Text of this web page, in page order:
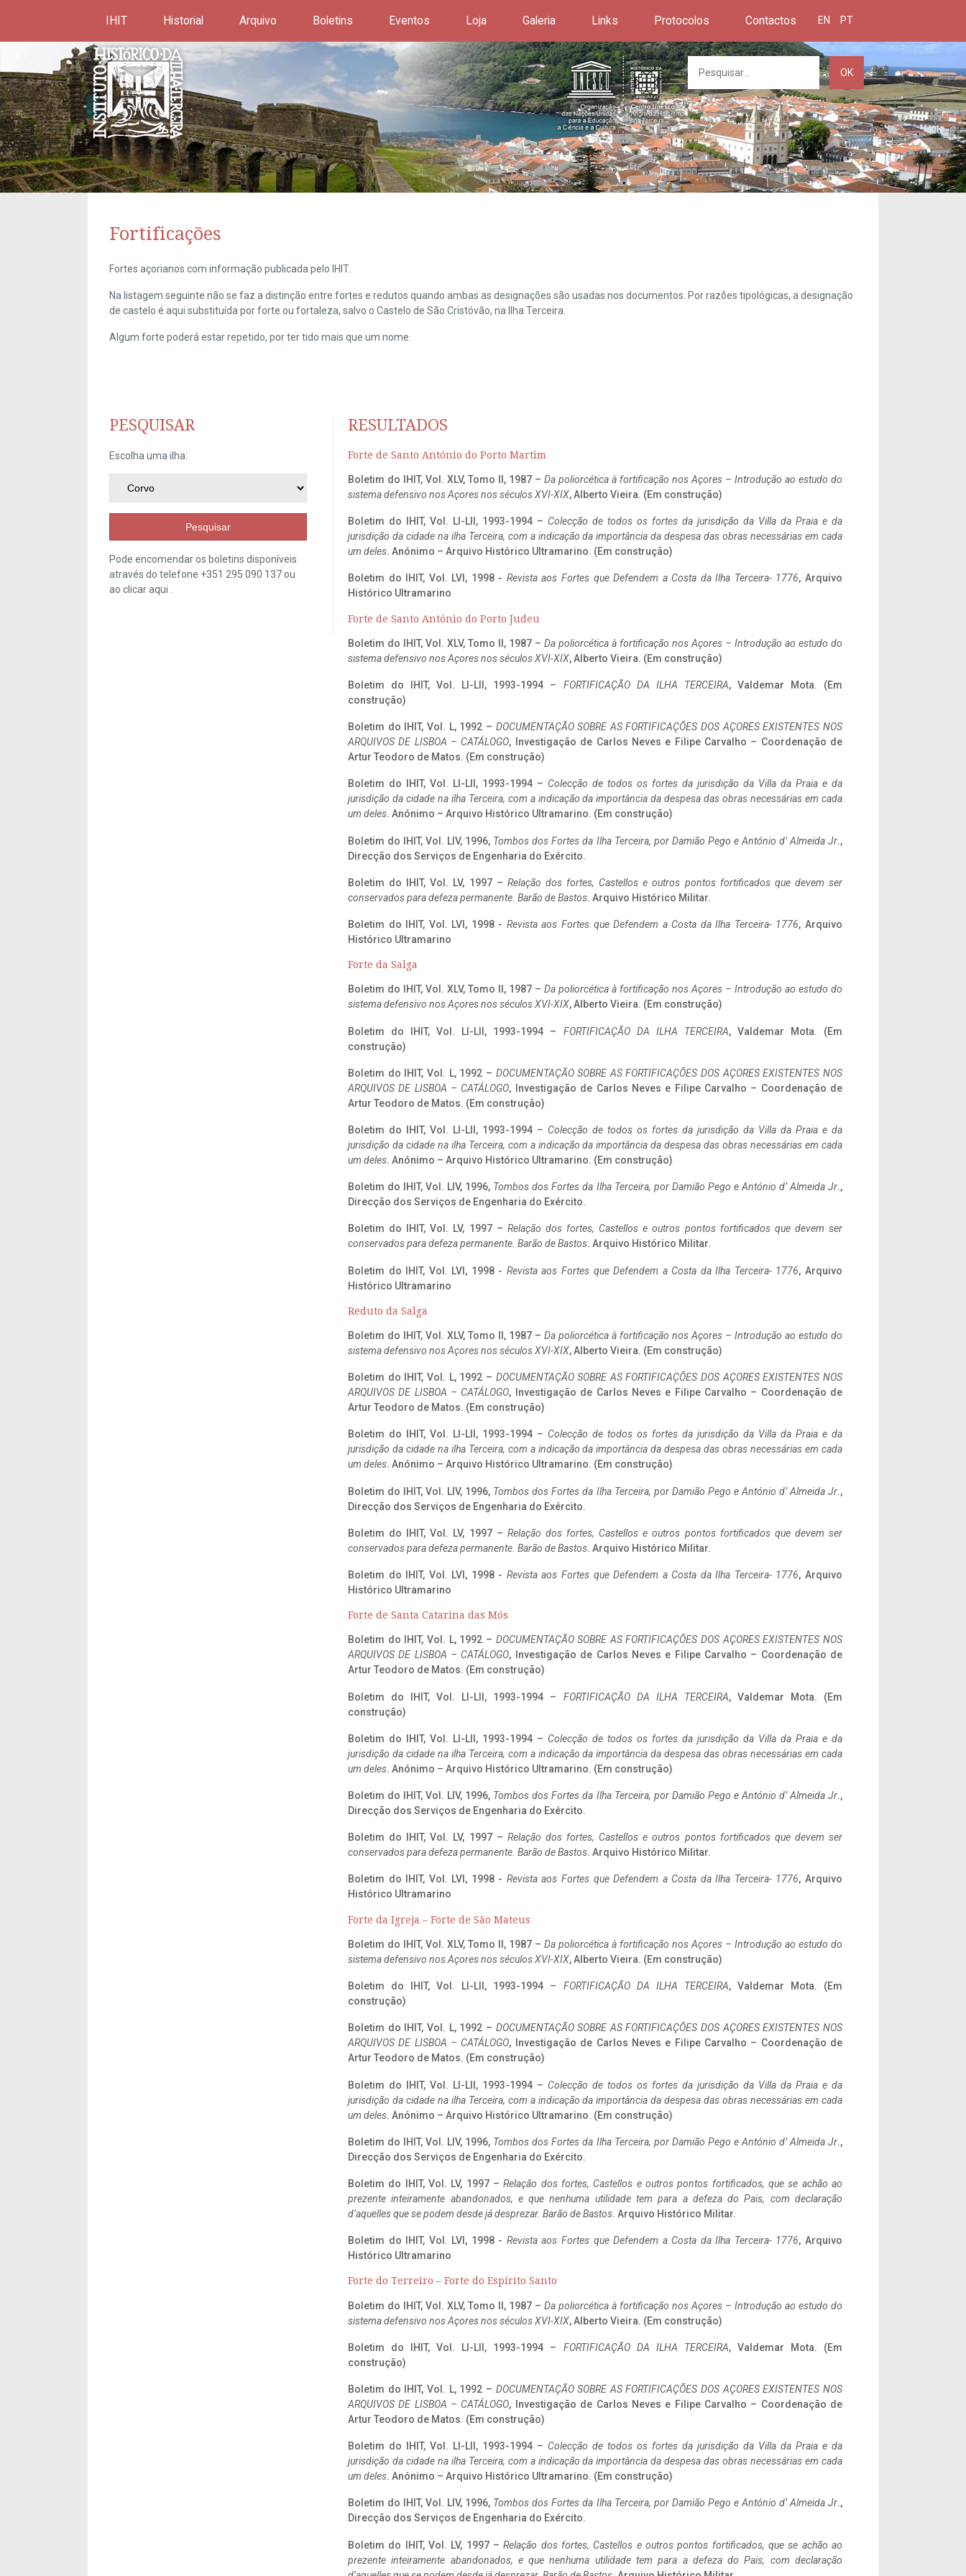
IHIT Historial Arquivo Boletins Eventos Loja Galeria Links Protocolos Contactos EN PT
OK
Fortificações
Fortes açorianos com informação publicada pelo IHIT.
Na listagem seguinte não se faz a distinção entre fortes e redutos quando ambas as designações são usadas nos documentos. Por razões tipológicas, a designação
de castelo é aqui substituída por forte ou fortaleza, salvo o Castelo de São Cristóvão, na Ilha Terceira.
Algum forte poderá estar repetido, por ter tido mais que um nome.
PESQUISAR
Escolha uma ilha:
Pesquisar
Pode encomendar os boletins disponíveis
através do telefone +351 295 090 137 ou
ao clicaraqui
RESULTADOS
Forte de Santo António do Porto Martim
Boletim do IHIT, Vol. XLV, Tomo II, 1987 – Da poliorcética à fortificação nos Açores – Introdução ao estudo do
sistema defensivo nos Açores nos séculos XVI-XIX, Alberto Vieira. (Em construção)
Boletim do IHIT, Vol. LI-LII, 1993-1994 – Colecção de todos os fortes da jurisdição da Villa da Praia e da
jurisdição da cidade na ilha Terceira, com a indicação da importância da despesa das obras necessárias em cada
um deles. Anónimo – Arquivo Histórico Ultramarino. (Em construção)
Boletim do IHIT, Vol. LVI, 1998 - Revista aos Fortes que Defendem a Costa da Ilha Terceira- 1776, Arquivo
Histórico Ultramarino
Forte de Santo António do Porto Judeu
Boletim do IHIT, Vol. XLV, Tomo II, 1987 – Da poliorcética à fortificação nos Açores – Introdução ao estudo do
sistema defensivo nos Açores nos séculos XVI-XIX, Alberto Vieira. (Em construção)
Boletim do IHIT, Vol. LI-LII, 1993-1994 – FORTIFICAÇÃO DA ILHA TERCEIRA, Valdemar Mota. (Em
construção)
Boletim do IHIT, Vol. L, 1992 – DOCUMENTAÇÃO SOBRE AS FORTIFICAÇÕES DOS AÇORES EXISTENTES NOS
ARQUIVOS DE LISBOA – CATÁLOGO, Investigação de Carlos Neves e Filipe Carvalho – Coordenação de
Artur Teodoro de Matos. (Em construção)
Boletim do IHIT, Vol. LI-LII, 1993-1994 – Colecção de todos os fortes da jurisdição da Villa da Praia e da
jurisdição da cidade na ilha Terceira, com a indicação da importância da despesa das obras necessárias em cada
um deles. Anónimo – Arquivo Histórico Ultramarino. (Em construção)
Boletim do IHIT, Vol. LIV, 1996, Tombos dos Fortes da Ilha Terceira, por Damião Pego e António d’ Almeida Jr.,
Direcção dos Serviços de Engenharia do Exército.
Boletim do IHIT, Vol. LV, 1997 – Relação dos fortes, Castellos e outros pontos fortificados que devem ser
conservados para defeza permanente. Barão de Bastos. Arquivo Histórico Militar.
Boletim do IHIT, Vol. LVI, 1998 - Revista aos Fortes que Defendem a Costa da Ilha Terceira- 1776, Arquivo
Histórico Ultramarino
Forte da Salga
Boletim do IHIT, Vol. XLV, Tomo II, 1987 – Da poliorcética à fortificação nos Açores – Introdução ao estudo do
sistema defensivo nos Açores nos séculos XVI-XIX, Alberto Vieira. (Em construção)
Boletim do IHIT, Vol. LI-LII, 1993-1994 – FORTIFICAÇÃO DA ILHA TERCEIRA, Valdemar Mota. (Em
construção)
Boletim do IHIT, Vol. L, 1992 – DOCUMENTAÇÃO SOBRE AS FORTIFICAÇÕES DOS AÇORES EXISTENTES NOS
ARQUIVOS DE LISBOA – CATÁLOGO, Investigação de Carlos Neves e Filipe Carvalho – Coordenação de
Artur Teodoro de Matos. (Em construção)
Boletim do IHIT, Vol. LI-LII, 1993-1994 – Colecção de todos os fortes da jurisdição da Villa da Praia e da
jurisdição da cidade na ilha Terceira, com a indicação da importância da despesa das obras necessárias em cada
um deles. Anónimo – Arquivo Histórico Ultramarino. (Em construção)
Boletim do IHIT, Vol. LIV, 1996, Tombos dos Fortes da Ilha Terceira, por Damião Pego e António d’ Almeida Jr.,
Direcção dos Serviços de Engenharia do Exército.
Boletim do IHIT, Vol. LV, 1997 – Relação dos fortes, Castellos e outros pontos fortificados que devem ser
conservados para defeza permanente. Barão de Bastos. Arquivo Histórico Militar.
Boletim do IHIT, Vol. LVI, 1998 - Revista aos Fortes que Defendem a Costa da Ilha Terceira- 1776, Arquivo
Histórico Ultramarino
Reduto da Salga
Boletim do IHIT, Vol. XLV, Tomo II, 1987 – Da poliorcética à fortificação nos Açores – Introdução ao estudo do
sistema defensivo nos Açores nos séculos XVI-XIX, Alberto Vieira. (Em construção)
Boletim do IHIT, Vol. L, 1992 – DOCUMENTAÇÃO SOBRE AS FORTIFICAÇÕES DOS AÇORES EXISTENTES NOS
ARQUIVOS DE LISBOA – CATÁLOGO, Investigação de Carlos Neves e Filipe Carvalho – Coordenação de
Artur Teodoro de Matos. (Em construção)
Boletim do IHIT, Vol. LI-LII, 1993-1994 – Colecção de todos os fortes da jurisdição da Villa da Praia e da
jurisdição da cidade na ilha Terceira, com a indicação da importância da despesa das obras necessárias em cada
um deles. Anónimo – Arquivo Histórico Ultramarino. (Em construção)
Boletim do IHIT, Vol. LIV, 1996, Tombos dos Fortes da Ilha Terceira, por Damião Pego e António d’ Almeida Jr.,
Direcção dos Serviços de Engenharia do Exército.
Boletim do IHIT, Vol. LV, 1997 – Relação dos fortes, Castellos e outros pontos fortificados que devem ser
conservados para defeza permanente. Barão de Bastos. Arquivo Histórico Militar.
Boletim do IHIT, Vol. LVI, 1998 - Revista aos Fortes que Defendem a Costa da Ilha Terceira- 1776, Arquivo
Histórico Ultramarino
Forte de Santa Catarina das Mós
Boletim do IHIT, Vol. L, 1992 – DOCUMENTAÇÃO SOBRE AS FORTIFICAÇÕES DOS AÇORES EXISTENTES NOS
ARQUIVOS DE LISBOA – CATÁLOGO, Investigação de Carlos Neves e Filipe Carvalho – Coordenação de
Artur Teodoro de Matos. (Em construção)
Boletim do IHIT, Vol. LI-LII, 1993-1994 – FORTIFICAÇÃO DA ILHA TERCEIRA, Valdemar Mota. (Em
construção)
Boletim do IHIT, Vol. LI-LII, 1993-1994 – Colecção de todos os fortes da jurisdição da Villa da Praia e da
jurisdição da cidade na ilha Terceira, com a indicação da importância da despesa das obras necessárias em cada
um deles. Anónimo – Arquivo Histórico Ultramarino. (Em construção)
Boletim do IHIT, Vol. LIV, 1996, Tombos dos Fortes da Ilha Terceira, por Damião Pego e António d’ Almeida Jr.,
Direcção dos Serviços de Engenharia do Exército.
Boletim do IHIT, Vol. LV, 1997 – Relação dos fortes, Castellos e outros pontos fortificados que devem ser
conservados para defeza permanente. Barão de Bastos. Arquivo Histórico Militar.
Boletim do IHIT, Vol. LVI, 1998 - Revista aos Fortes que Defendem a Costa da Ilha Terceira- 1776, Arquivo
Histórico Ultramarino
Forte da Igreja – Forte de São Mateus
Boletim do IHIT, Vol. XLV, Tomo II, 1987 – Da poliorcética à fortificação nos Açores – Introdução ao estudo do
sistema defensivo nos Açores nos séculos XVI-XIX, Alberto Vieira. (Em construção)
Boletim do IHIT, Vol. LI-LII, 1993-1994 – FORTIFICAÇÃO DA ILHA TERCEIRA, Valdemar Mota. (Em
construção)
Boletim do IHIT, Vol. L, 1992 – DOCUMENTAÇÃO SOBRE AS FORTIFICAÇÕES DOS AÇORES EXISTENTES NOS
ARQUIVOS DE LISBOA – CATÁLOGO, Investigação de Carlos Neves e Filipe Carvalho – Coordenação de
Artur Teodoro de Matos. (Em construção)
Boletim do IHIT, Vol. LI-LII, 1993-1994 – Colecção de todos os fortes da jurisdição da Villa da Praia e da
jurisdição da cidade na ilha Terceira, com a indicação da importância da despesa das obras necessárias em cada
um deles. Anónimo – Arquivo Histórico Ultramarino. (Em construção)
Boletim do IHIT, Vol. LIV, 1996, Tombos dos Fortes da Ilha Terceira, por Damião Pego e António d’ Almeida Jr.,
Direcção dos Serviços de Engenharia do Exército.
Boletim do IHIT, Vol. LV, 1997 –Relação dos fortes, Castellos e outros pontos fortificados, que se achão ao
prezente inteiramente abandonados, e que nenhuma utilidade tem para a defeza do Pais, com declaração
d’aquelles que se podem desde já desprezar. Barão de Bastos. Arquivo Histórico Militar.
Boletim do IHIT, Vol. LVI, 1998 - Revista aos Fortes que Defendem a Costa da Ilha Terceira- 1776, Arquivo
Histórico Ultramarino
Forte do Terreiro – Forte do Espírito Santo
Boletim do IHIT, Vol. XLV, Tomo II, 1987 – Da poliorcética à fortificação nos Açores – Introdução ao estudo do
sistema defensivo nos Açores nos séculos XVI-XIX, Alberto Vieira. (Em construção)
Boletim do IHIT, Vol. LI-LII, 1993-1994 – FORTIFICAÇÃO DA ILHA TERCEIRA, Valdemar Mota. (Em
construção)
Boletim do IHIT, Vol. L, 1992 – DOCUMENTAÇÃO SOBRE AS FORTIFICAÇÕES DOS AÇORES EXISTENTES NOS
ARQUIVOS DE LISBOA – CATÁLOGO, Investigação de Carlos Neves e Filipe Carvalho – Coordenação de
Artur Teodoro de Matos. (Em construção)
Boletim do IHIT, Vol. LI-LII, 1993-1994 – Colecção de todos os fortes da jurisdição da Villa da Praia e da
jurisdição da cidade na ilha Terceira, com a indicação da importância da despesa das obras necessárias em cada
um deles. Anónimo – Arquivo Histórico Ultramarino. (Em construção)
Boletim do IHIT, Vol. LIV, 1996, Tombos dos Fortes da Ilha Terceira, por Damião Pego e António d’ Almeida Jr.,
Direcção dos Serviços de Engenharia do Exército.
Boletim do IHIT, Vol. LV, 1997 –Relação dos fortes, Castellos e outros pontos fortificados, que se achão ao
prezente inteiramente abandonados, e que nenhuma utilidade tem para a defeza do Pais, com declaração